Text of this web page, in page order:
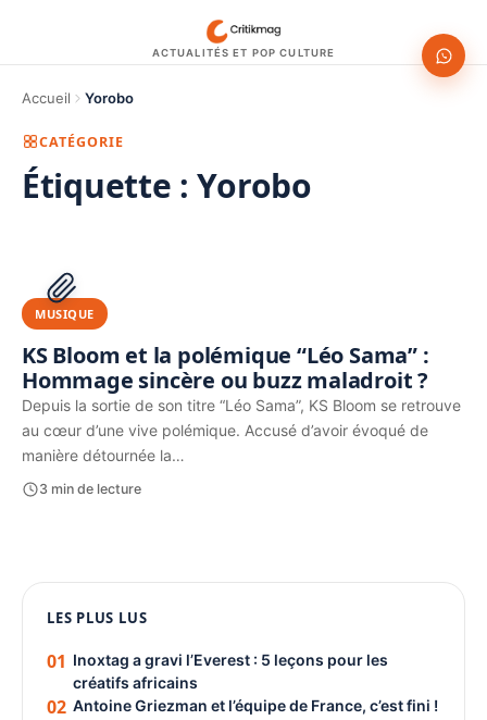
ACTUALITÉS ET POP CULTURE
Accueil Yorobo
CATÉGORIE
Étiquette :Yorobo
PUBLICITÉ
MUSIQUE
KS Bloom et la polémique “Léo Sama” :
Hommage sincère ou buzz maladroit ?
Depuis la sortie de son titre “Léo Sama”, KS Bloom se retrouve
au cœur d’une vive polémique. Accusé d’avoir évoqué de
manière détournée la…
3 min de lecture
PUBLICITÉ
LES PLUS LUS
01 Inoxtag a gravi l’Everest : 5 leçons pour les
créatifs africains
02 Antoine Griezman et l’équipe de France, c’est fini !